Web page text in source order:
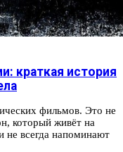
краткая история
фильмов. Это не
который живёт на
не всегда напоминают